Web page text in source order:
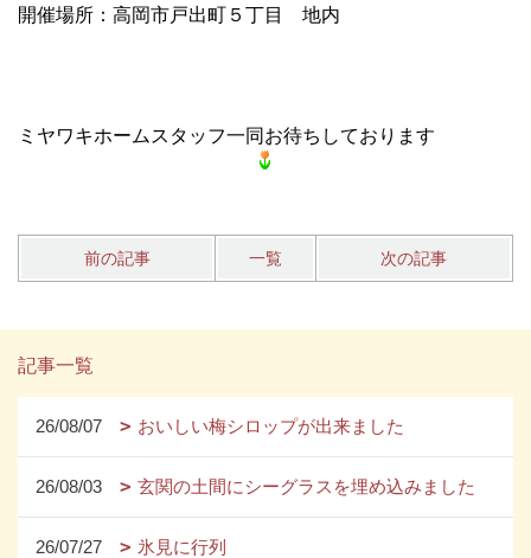
開催場所：高岡市戸出町５丁目 地内
ミヤワキホームスタッフ一同お待ちしております
前の記事 一覧 次の記事
記事一覧
26/08/07 おいしい梅シロップが出来ました
26/08/03 玄関の土間にシーグラスを埋め込みました
26/07/27 氷見に行列